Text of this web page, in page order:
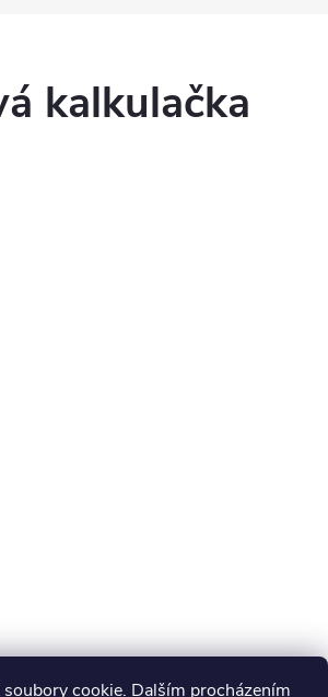
cookie. Dalším procházením
kalkulačka